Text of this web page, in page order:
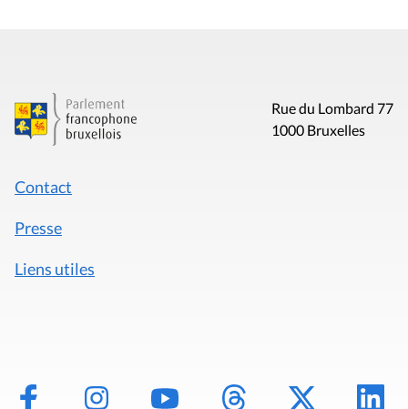
Rue du Lombard 77
1000 Bruxelles
Contact
Presse
Liens utiles